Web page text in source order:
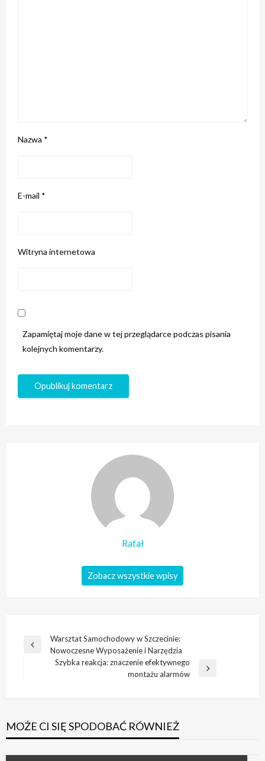
Nazwa *
E-mail *
Witryna internetowa
Zapamiętaj moje dane w tej przeglądarce podczas pisania
kolejnych komentarzy.
Rafał
Zobacz wszystkie wpisy
Nawigacja
wpisu
Poprzedni
Warsztat Samochodowy w Szczecinie:
Nowoczesne Wyposażenie i Narzędzia
Szybka reakcja: znaczenie efektywnego
montażu alarmów
MOŻE CI SIĘ SPODOBAĆ RÓWNIEŻ